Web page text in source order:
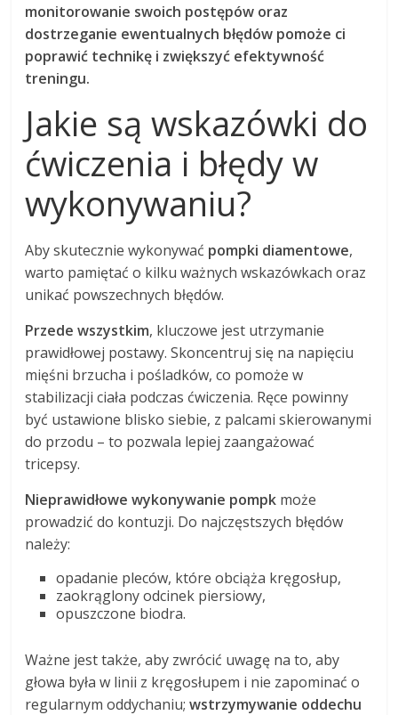
monitorowanie swoich postępów oraz
dostrzeganie ewentualnych błędów pomoże ci
poprawić technikę i zwiększyć efektywność
treningu.
Jakie są wskazówki do
ćwiczenia i błędy w
wykonywaniu?
Aby skutecznie wykonywać pompki diamentowe,
warto pamiętać o kilku ważnych wskazówkach oraz
unikać powszechnych błędów.
Przede wszystkim, kluczowe jest utrzymanie
prawidłowej postawy. Skoncentruj się na napięciu
mięśni brzucha i pośladków, co pomoże w
stabilizacji ciała podczas ćwiczenia. Ręce powinny
być ustawione blisko siebie, z palcami skierowanymi
do przodu – to pozwala lepiej zaangażować
tricepsy.
Nieprawidłowe wykonywanie pompk może
prowadzić do kontuzji. Do najczęstszych błędów
należy:
opadanie pleców, które obciąża kręgosłup,
zaokrąglony odcinek piersiowy,
opuszczone biodra.
Ważne jest także, aby zwrócić uwagę na to, aby
głowa była w linii z kręgosłupem i nie zapominać o
regularnym oddychaniu;wstrzymywanie oddechu